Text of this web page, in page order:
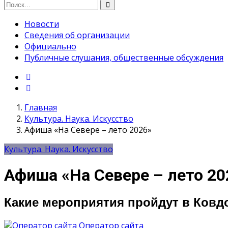
Новости
Сведения об организации
Официально
Публичные слушания, общественные обсуждения
Главная
Культура. Наука. Искусство
Афиша «На Севере – лето 2026»
Культура. Наука. Искусство
Афиша «На Севере – лето
Какие мероприятия пройдут в
Оператор сайта